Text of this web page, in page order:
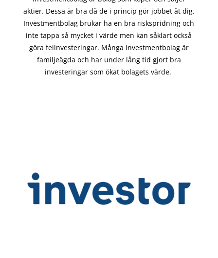
aktier. Dessa är bra då de i princip görjobbet åt dig.
Investmentbolag brukar ha en bra riskspridning och
inte tappa så mycket i värde men kan såklart också
göra felinvesteringar. Många investmentbolag är
familjeägda och har under lång tid gjort bra
investeringar som ökat bolagets värde.